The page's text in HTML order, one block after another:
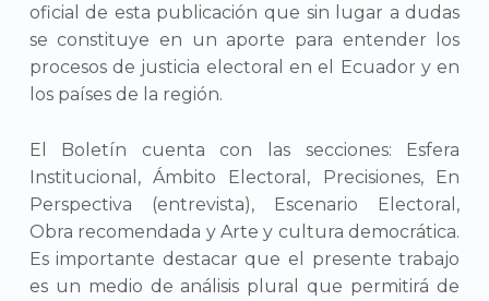
oficial de esta publicación que sin lugar a dudas
se constituye en un aporte para entender los
procesos de justicia electoral en el Ecuador y en
los países de la región.
El Boletín cuenta con las secciones: Esfera
Institucional, Ámbito Electoral, Precisiones, En
Perspectiva (entrevista), Escenario Electoral,
Obra recomendada y Arte y cultura democrática.
Es importante destacar que el presente trabajo
es un medio de análisis plural que permitirá de